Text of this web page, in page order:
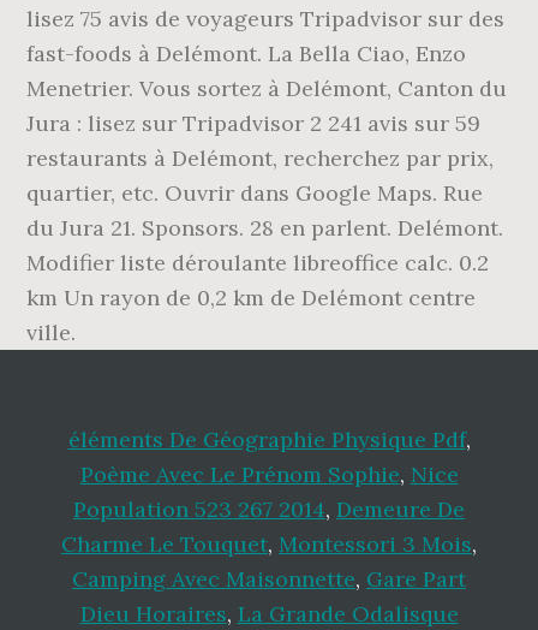
lisez 75 avis de voyageurs Tripadvisor sur des
fast-foods à Delémont. La Bella Ciao, Enzo
Menetrier. Vous sortez à Delémont, Canton du
Jura : lisez sur Tripadvisor 2 241 avis sur 59
restaurants à Delémont, recherchez par prix,
quartier, etc. Ouvrir dans Google Maps. Rue
du Jura 21. Sponsors. 28 en parlent. Delémont.
Modifier liste déroulante libreoffice calc. 0.2
km Un rayon de 0,2 km de Delémont centre
ville.
éléments De Géographie Physique Pdf,
Poème Avec Le Prénom Sophie, Nice
Population 523 267 2014, Demeure De
Charme Le Touquet, Montessori 3 Mois,
Camping Avec Maisonnette, Gare Part
Dieu Horaires, La Grande Odalisque